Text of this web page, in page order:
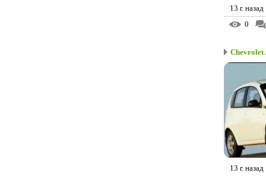
13 г. назад
0
Chevrolet
13 г. назад